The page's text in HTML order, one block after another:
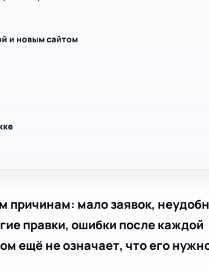
и новым сайтом
причинам: мало заявок,
правки, ошибки после каждой
ещё не означает, что его